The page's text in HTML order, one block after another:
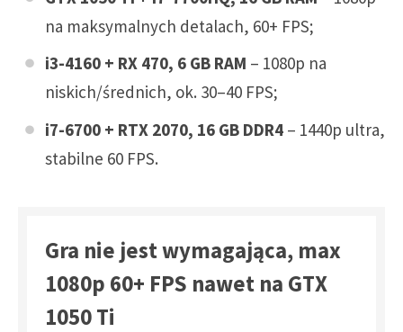
na maksymalnych detalach, 60+ FPS;
i3-4160 + RX 470, 6 GB RAM – 1080p na
niskich/średnich, ok. 30–40 FPS;
i7-6700 + RTX 2070, 16 GB DDR4 – 1440p ultra,
stabilne 60 FPS.
Gra nie jest wymagająca, max
1080p 60+ FPS nawet na GTX
1050 Ti